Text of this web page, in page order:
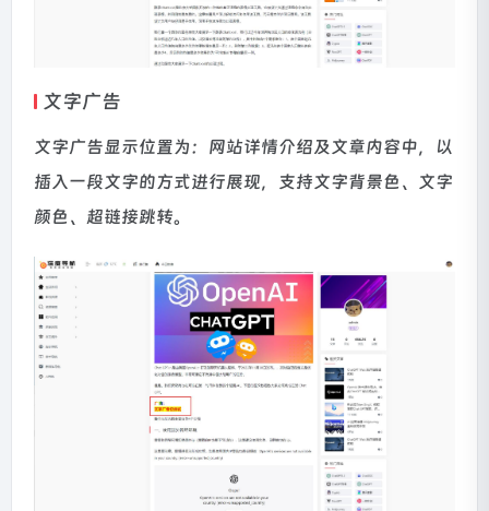
文字广告
文字广告显示位置为：网站详情介绍及文章内容中，以
插入一段文字的方式进行展现，支持文字背景色、文字
颜色、超链接跳转。